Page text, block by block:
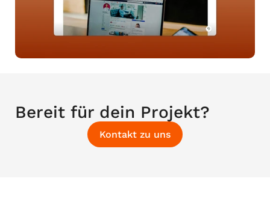
Bereit für dein Projekt?
Kontakt zu uns